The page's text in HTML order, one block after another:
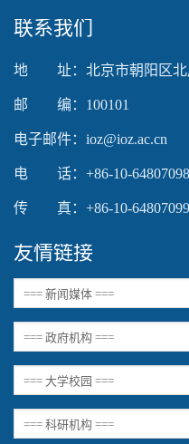
联系我们
地 址：北京市朝阳区北
邮 编：100101
电子邮件：ioz@ioz.ac.cn
电 话：+86-10-64807098
传 真：+86-10-64807099
友情链接